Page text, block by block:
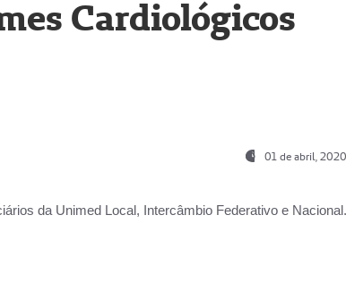
Cardiológicos
01 de abril, 2020
da Unimed Local, Intercâmbio Federativo e Nacional.